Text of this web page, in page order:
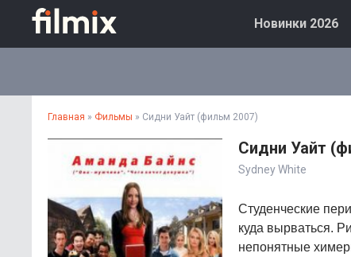
Новинки 2026
Главная » Фильмы » Сидни Уайт (фильм 2007)
Сидни Уайт
Sydney White
Студенческие
куда вырваться.
непонятные